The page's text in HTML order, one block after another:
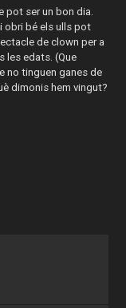
pot ser un bon dia.
obri bé els ulls pot
de clown per a
les edats. (Que
no tinguen ganes de
dimonis hem vingut?